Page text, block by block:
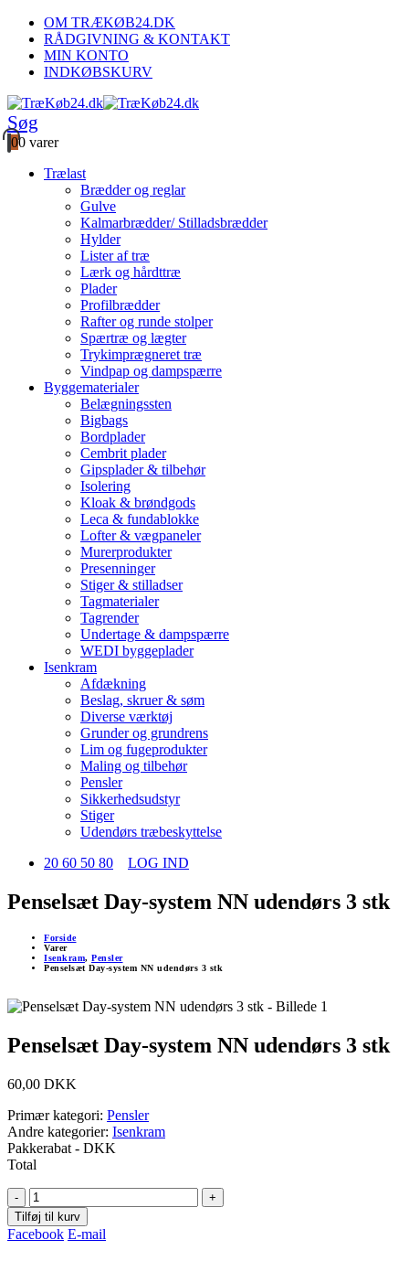
OM TRÆKØB24.DK
RÅDGIVNING & KONTAKT
MIN KONTO
INDKØBSKURV
Søg
00 varer
Trælast
Brædder og reglar
Gulve
Kalmarbrædder/ Stilladsbrædder
Hylder
Lister af træ
Lærk og hårdttræ
Plader
Profilbrædder
Rafter og runde stolper
Spærtræ og lægter
Trykimprægneret træ
Vindpap og dampspærre
Byggematerialer
Belægningssten
Bigbags
Bordplader
Cembrit plader
Gipsplader & tilbehør
Isolering
Kloak & brøndgods
Leca & fundablokke
Lofter & vægpaneler
Murerprodukter
Presenninger
Stiger & stilladser
Tagmaterialer
Tagrender
Undertage & dampspærre
WEDI byggeplader
Isenkram
Afdækning
Beslag, skruer & søm
Diverse værktøj
Grunder og grundrens
Lim og fugeprodukter
Maling og tilbehør
Pensler
Sikkerhedsudstyr
Stiger
Udendørs træbeskyttelse
20 60 50 80
LOG IND
Penselsæt Day-system NN udendørs 3 stk
Forside
Varer
Isenkram, Pensler
Penselsæt Day-system NN udendørs 3 stk
Penselsæt Day-system NN udendørs 3 stk
60,00 DKK
Primær kategori: Pensler
Andre kategorier: Isenkram
Pakkerabat - DKK
Total
-
+
Tilføj til kurv
Facebook E-mail